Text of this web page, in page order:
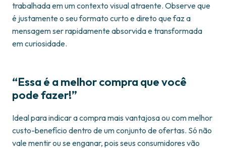
trabalhada em um contexto visual atraente. Observe que
é justamente o seu formato curto e direto que faz a
mensagem ser rapidamente absorvida e transformada
em curiosidade.
“Essa é a melhor compra que você
pode fazer!”
Ideal para indicar a compra mais vantajosa ou com melhor
custo-benefício dentro de um conjunto de ofertas. Só não
vale mentir ou se enganar, pois seus consumidores vão